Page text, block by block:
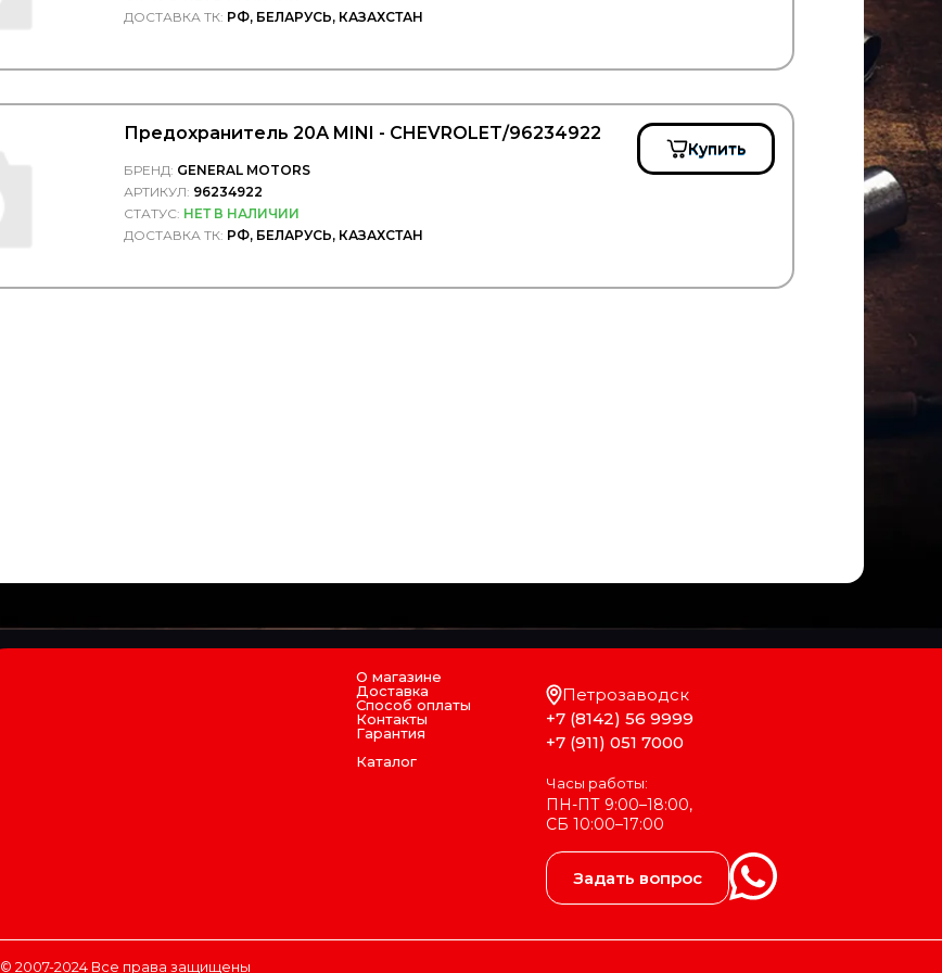
ДОСТАВКА ТК: РФ, БЕЛАРУСЬ, КАЗАХСТАН
Предохранитель 20А MINI - CHEVROLET/96234922
БРЕНД: GENERAL MOTORS
АРТИКУЛ: 96234922
СТАТУС: НЕТ В НАЛИЧИИ
ДОСТАВКА ТК: РФ, БЕЛАРУСЬ, КАЗАХСТАН
Купить
О магазине
Доставка
Способ оплаты
Контакты
Гарантия
Каталог
Петрозаводск
+7 (8142) 56 9999
+7 (911) 051 7000
Часы работы:
ПН-ПТ 9:00–18:00,
СБ 10:00–17:00
Задать вопрос
© 2007-2024 Все права защищены